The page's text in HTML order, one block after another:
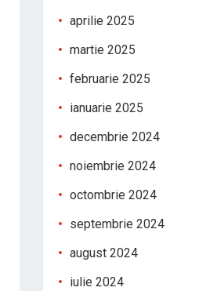
aprilie 2025
martie 2025
februarie 2025
ianuarie 2025
decembrie 2024
noiembrie 2024
octombrie 2024
septembrie 2024
august 2024
iulie 2024